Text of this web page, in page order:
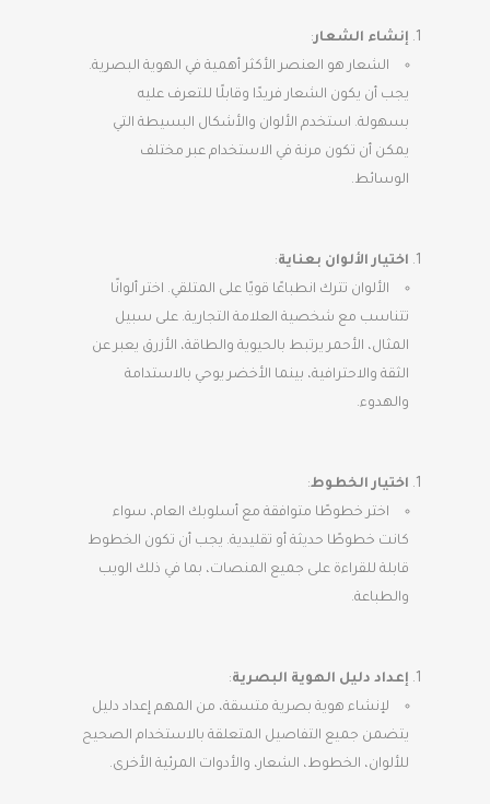
إنشاء الشعار:
الشعار هو العنصر الأكثر أهمية في الهوية البصرية.
يجب أن يكون الشعار فريدًا وقابلًا للتعرف عليه
بسهولة. استخدم الألوان والأشكال البسيطة التي
يمكن أن تكون مرنة في الاستخدام عبر مختلف
الوسائط.
اختيار الألوان بعناية:
الألوان تترك انطباعًا قويًا على المتلقي. اختر ألوانًا
تتناسب مع شخصية العلامة التجارية. على سبيل
المثال، الأحمر يرتبط بالحيوية والطاقة، الأزرق يعبر عن
الثقة والاحترافية، بينما الأخضر يوحي بالاستدامة
والهدوء.
اختيار الخطوط:
اختر خطوطًا متوافقة مع أسلوبك العام، سواء
كانت خطوطًا حديثة أو تقليدية. يجب أن تكون الخطوط
قابلة للقراءة على جميع المنصات، بما في ذلك الويب
والطباعة.
إعداد دليل الهوية البصرية:
لإنشاء هوية بصرية متسقة، من المهم إعداد دليل
يتضمن جميع التفاصيل المتعلقة بالاستخدام الصحيح
للألوان، الخطوط، الشعار، والأدوات المرئية الأخرى.